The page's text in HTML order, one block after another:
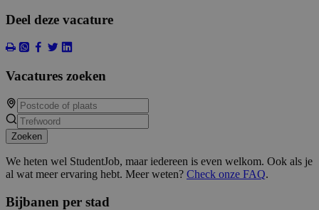
Deel deze vacature
Vacatures zoeken
Zoeken
We heten wel StudentJob, maar iedereen is even welkom. Ook als je
al wat meer ervaring hebt. Meer weten? Check onze FAQ.
Bijbanen per stad